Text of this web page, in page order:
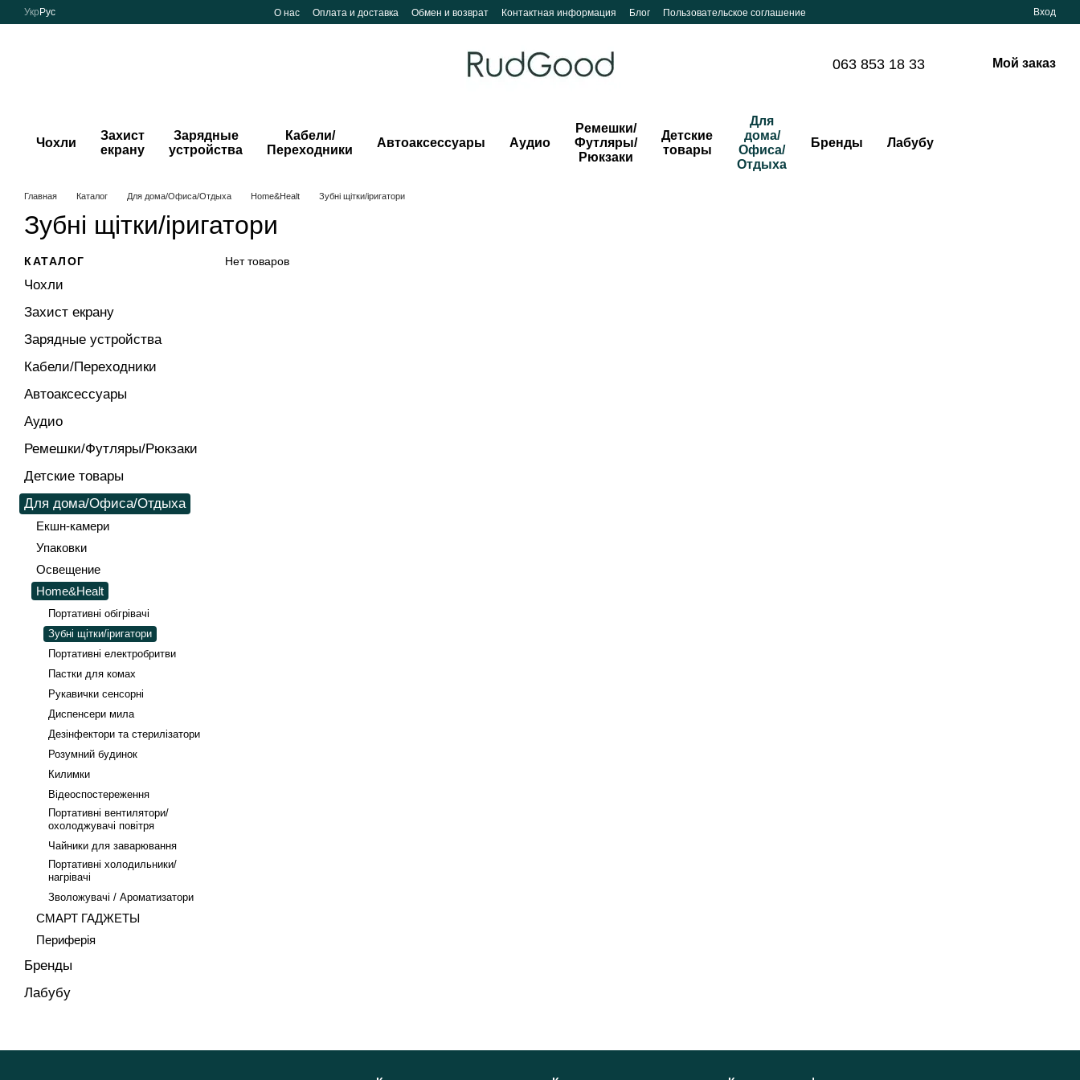
Перейти к основному контенту
Укр Рус О нас Оплата и доставка Обмен и возврат Контактная информация Блог Пользовательское соглашение Вход
063 853 18 33 Мой заказ
Чохли
Захист
екрану
Зарядные
устройства
Кабели/
Переходники
Автоаксессуары Аудио
Ремешки/
Футляры/
Рюкзаки
Детские
товары
Для
дома/
Офиса/
Отдыха
Бренды Лабубу
Главная Каталог Для дома/Офиса/Отдыха Home&Healt Зубні щітки/іригатори
Зубні щітки/іригатори
Нет товаров
КАТАЛОГ
Чохли
Захист екрану
Зарядные устройства
Кабели/Переходники
Автоаксессуары
Аудио
Ремешки/Футляры/Рюкзаки
Детские товары
Для дома/Офиса/Отдыха
Екшн-камери
Упаковки
Освещение
Home&Healt
Портативні обігрівачі
Зубні щітки/іригатори
Портативні електробритви
Пастки для комах
Рукавички сенсорні
Диспенсери мила
Дезінфектори та стерилізатори
Розумний будинок
Килимки
Відеоспостереження
Портативні вентилятори/
охолоджувачі повітря
Чайники для заварювання
Портативні холодильники/
нагрівачі
Зволожувачі / Ароматизатори
СМАРТ ГАДЖЕТЫ
Периферія
Бренды
Лабубу